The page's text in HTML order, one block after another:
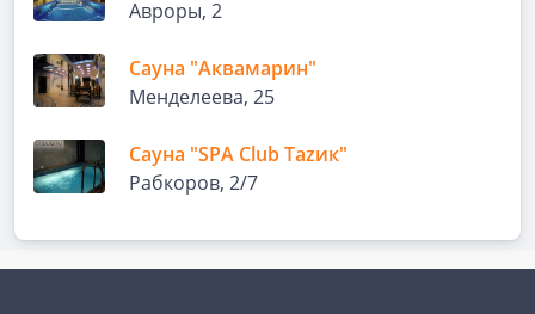
Авроры, 2
Сауна "Аквамарин"
Менделеева, 25
Сауна "SPA Club Таzик"
Рабкоров, 2/7